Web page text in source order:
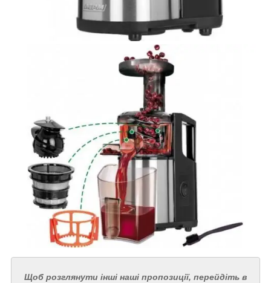
Щоб розглянути інші наші пропозиції, перейдіть в